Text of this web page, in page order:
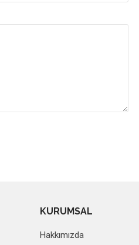
KURUMSAL
Hakkımızda